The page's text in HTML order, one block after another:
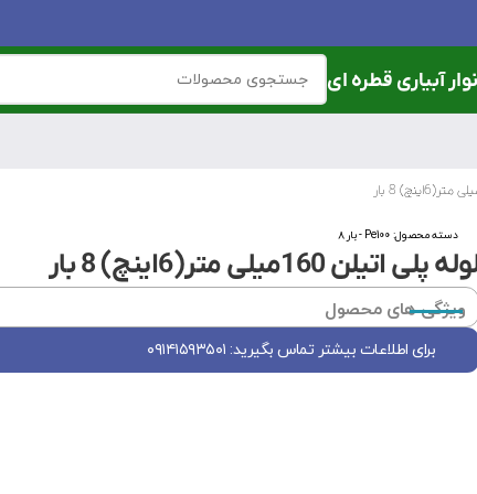
آبیاری قطره ای
دسته محصول: Pe100 - بار ۸
پلی اتیلن 160میلی متر(6اینچ) 8 بار
ویژگی های محصول
برای اطلاعات بیشتر تماس بگیرید: ۰۹۱۴۱۵۹۳۵۰۱